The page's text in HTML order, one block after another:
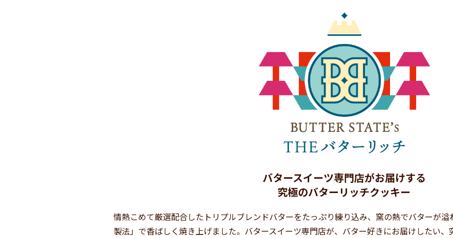
バタースイーツ専門店がお届けする
究極のバターリッチクッキー
情熱こめて厳選配合したトリプルブレンドバターをたっぷり練り込み、窯の熱でバターが
製法」で香ばしく焼き上げました。バタースイーツ専門店が、バター好きにお届けしたい